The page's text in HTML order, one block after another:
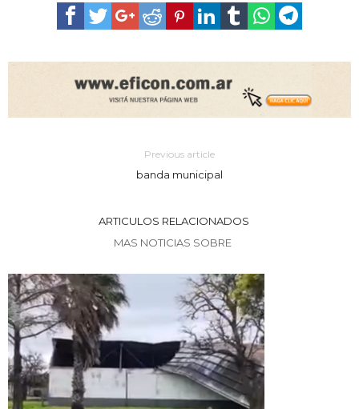
Previous article
banda municipal
ARTICULOS RELACIONADOS
MAS NOTICIAS SOBRE